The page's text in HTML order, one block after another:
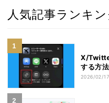
人気記事ランキ
X/
する方
2026/02/